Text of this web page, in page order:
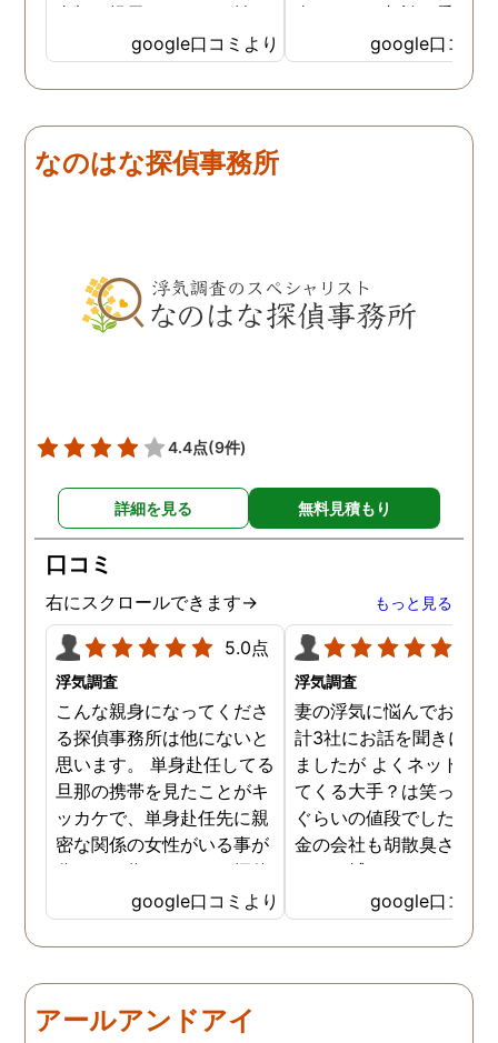
金額を提示されそれが払え
ないとそもそも相談もでき
ない状態でした。 そんな中
ダメ元で同じ相談をした
してくださり、そして私が
持ってる情報から的確にア
を予想しながら調査してく
れて、実際に不貞の現場も
数回おさえることができと
らしいです。 また、さまざ
り、私の精神的なフォロー
だけでなく、その後の弁護
士の紹介やアドバイスもし
ていただき、これから夫と
闘う自信もつきました。 本
当にMJリサーチさんにそ
して代表の方に出会えてよ
かったと思いました。 今度
お会いできる時は、いい報
告ができるようにしたいで
す。
google口コミより
身になって相談に乗って
ださりすぐに契約といっ
こともなく金銭的な問題
ありましたので相談して
さりました。結果として
後どうですか？と連絡ま
して下さり応援してるか
ねと温かい言葉までかけ
お願いしたいと思ってお
ます。本当にありがとう
ざいました。
google口コミ
なのはな探偵事務所
4.4点(9件)
詳細を見る 無料見積もり
口コミ
右にスクロールできます→ もっと見る
5.0点
浮気調査
こんな親身になってくださ
る探偵事務所は他にないと
思います。 単身赴任してる
旦那の携帯を見たことがキ
ッカケで、単身赴任先に親
密な関係の女性がいる事が
分かった為、なのはな探偵
事務所さんにお願いする事
になりました。 こちらの探
偵事務所さんの社長さんは
てた事もあり、親切丁寧
で、更に突然の依頼でも、
google口コミより
浮気調査
妻の浮気に悩んでおり、
計3社にお話を聞きに行
ましたが よくネット等
てくる大手？は笑っちゃ
ぐらいの値段でした。
金の会社も胡散臭さがど
しても拭えなくて、、、
ちらの相談員？さんは人
経験が豊富な様で自分の
みにそったアドバイスを
る前後も頻繁に連絡いた
google口コミ
アールアンドアイ